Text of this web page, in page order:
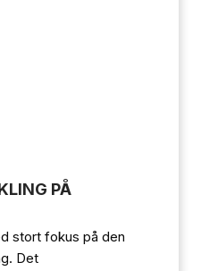
PÅ
stort fokus på den
Det